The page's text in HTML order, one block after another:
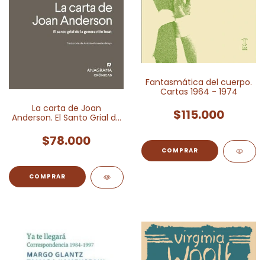
La carta de Joan
Anderson. El Santo Grial de
$78.000
Fantasmática del cuerpo.
Cartas 1964 - 1974
$115.000